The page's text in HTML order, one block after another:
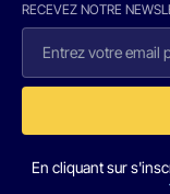
RECEVEZ NOTRE
En cliquant sur